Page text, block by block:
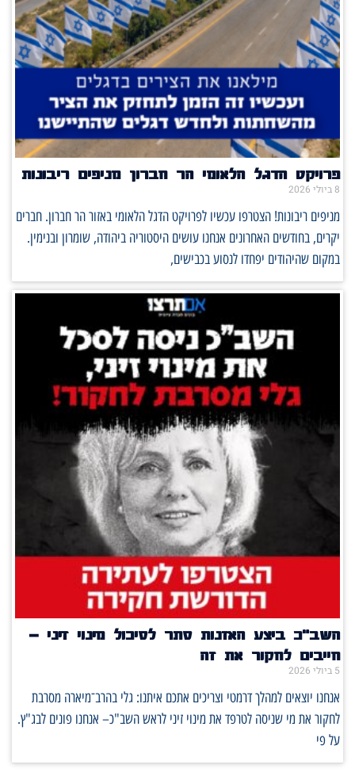
פרויקט הדגל הלאומי הר חברון מניפים ריבונות
8 ביולי 2026
מניפים ריבונות! הצטרפו עכשיו לפרויקט הדגל הלאומי באזור הר חברון. חברים
יקרים, בחודשים האחרונים אנחנו עושים היסטוריה ביהודה, שומרון ובנימין.
במקום שהיהודים יפחדו לנסוע בכבישים,
השב"כ ביצע האזנות סתר לסיכול מינוי זיני –
חייבים לחקור את זה
5 ביולי 2026
אנחנו יוצאים למהלך דרמטי וצריכים אתכם איתנו: גלי בהרב־מיארה מסרבת
לחקור את מי שניסה לטרפד את מינוי זיני לראש השב"כ– אנחנו פונים לבג"ץ.
על פי